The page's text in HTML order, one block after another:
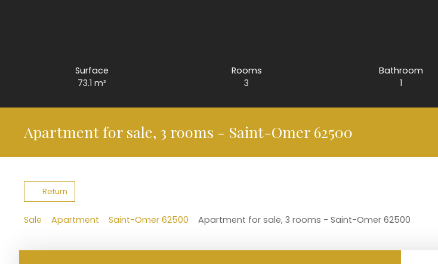
Surface
73.1 m²
Rooms
3
Bathroom
1
Apartment for sale, 3 rooms - Saint-Omer 62500
Return
Sale Apartment Saint-Omer 62500 Apartment for sale, 3 rooms - Saint-Omer 62500